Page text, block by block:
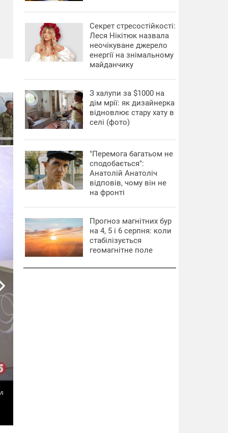
Секрет стресостійкості:
Леся Нікітюк назвала
неочікуване джерело
енергії на знімальному
майданчику
З халупи за $1000 на
дім мрії: як дизайнерка
відновлює стару хату в
селі (фото)
"Перемога багатьом не
сподобається":
Анатолій Анатоліч
відповів, чому він не
на фронті
Прогноз магнітних бур
на 4, 5 і 6 серпня: коли
стабілізується
геомагнітне поле